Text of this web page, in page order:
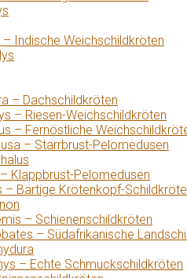
– Indische Weichschildkröten
– Dachschildkröten
– Riesen-Weichschildkröten
– Fernöstliche
– Starrbrust-Pelomedusen
Klappbrust-Pelomedusen
– Bärtige Krötenkopf-
– Schienenschildkröten
– Südafrikanische
– Echte Schmuckschildkröten